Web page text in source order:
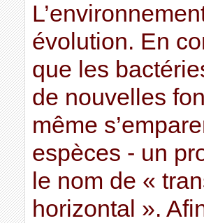
évolution. En
que les
de nouvelles
même
espèces - un
le nom de «
horizontal ».